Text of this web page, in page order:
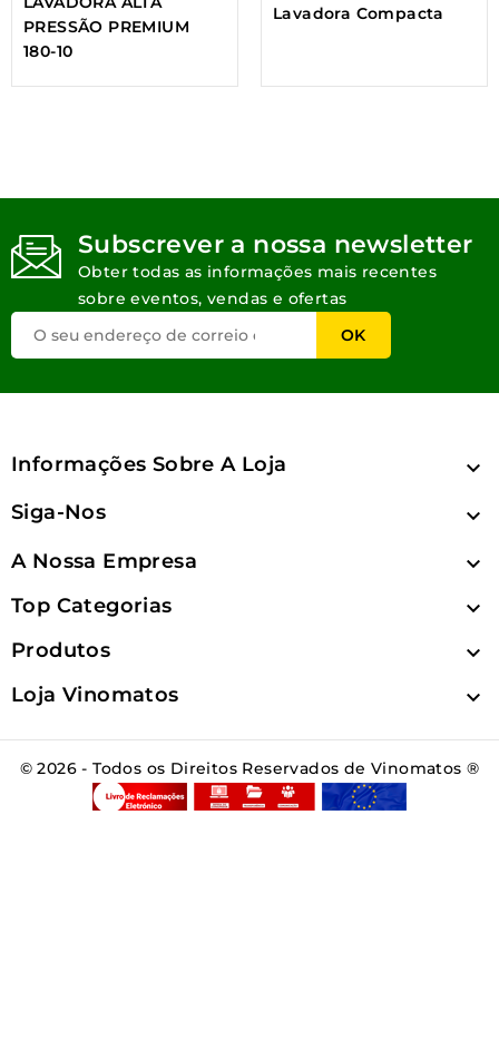
PRESSÃO PREMIUM
180-10
Lavadora Compacta
Subscrever a nossa newsletter
Obter todas as informações mais recentes
sobre eventos, vendas e ofertas
Informações Sobre A Loja 
Siga-Nos 
A Nossa Empresa 
Top Categorias 
Produtos 
Loja Vinomatos 
© 2026 - Todos os Direitos Reservados de Vinomatos ®